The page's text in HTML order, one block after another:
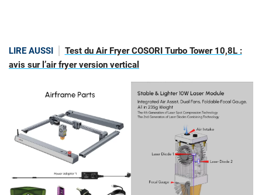
LIRE AUSSI
Test du Air Fryer COSORI Turbo Tower 10,8L :
avis sur l’air fryer version vertical